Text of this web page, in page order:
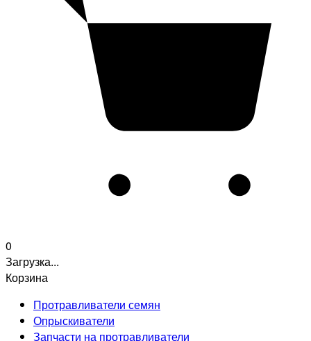
0
Загрузка...
Корзина
Протравливатели семян
Опрыскиватели
Запчасти на протравливатели